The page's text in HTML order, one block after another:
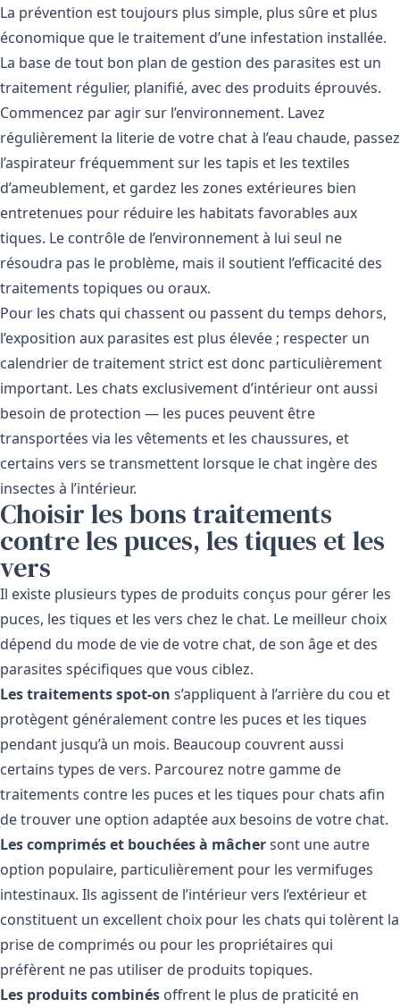
La prévention est toujours plus simple, plus sûre et plus
économique que le traitement d’une infestation installée.
La base de tout bon plan de gestion des parasites est un
traitement régulier, planifié, avec des produits éprouvés.
Commencez par agir sur l’environnement. Lavez
régulièrement la literie de votre chat à l’eau chaude, passez
l’aspirateur fréquemment sur les tapis et les textiles
d’ameublement, et gardez les zones extérieures bien
entretenues pour réduire les habitats favorables aux
tiques. Le contrôle de l’environnement à lui seul ne
résoudra pas le problème, mais il soutient l’efficacité des
traitements topiques ou oraux.
Pour les chats qui chassent ou passent du temps dehors,
l’exposition aux parasites est plus élevée ; respecter un
calendrier de traitement strict est donc particulièrement
important. Les chats exclusivement d’intérieur ont aussi
besoin de protection — les puces peuvent être
transportées via les vêtements et les chaussures, et
certains vers se transmettent lorsque le chat ingère des
insectes à l’intérieur.
Choisir les bons traitements
contre les puces, les tiques et les
vers
Il existe plusieurs types de produits conçus pour gérer les
puces, les tiques et les vers chez le chat. Le meilleur choix
dépend du mode de vie de votre chat, de son âge et des
parasites spécifiques que vous ciblez.
Les traitements spot-on s’appliquent à l’arrière du cou et
protègent généralement contre les puces et les tiques
pendant jusqu’à un mois. Beaucoup couvrent aussi
certains types de vers. Parcourez notre gamme de
traitements contre les puces et les tiques pour chats afin
de trouver une option adaptée aux besoins de votre chat.
Les comprimés et bouchées à mâchersont une autre
option populaire, particulièrement pour les vermifuges
intestinaux. Ils agissent de l’intérieur vers l’extérieur et
constituent un excellent choix pour les chats qui tolèrent la
prise de comprimés ou pour les propriétaires qui
préfèrent ne pas utiliser de produits topiques.
Les produits combinés offrent le plus de praticité en